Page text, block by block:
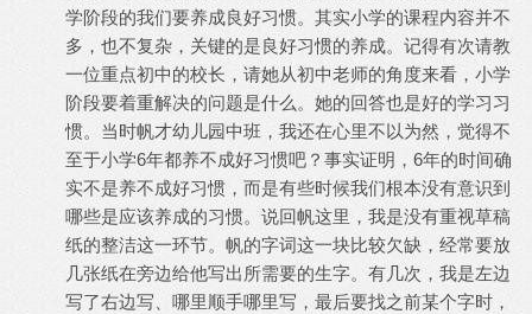
学阶段的我们要养成良好习惯。其实小学的课程内容并不
多，也不复杂，关键的是良好习惯的养成。记得有次请教
一位重点初中的校长，请她从初中老师的角度来看，小学
阶段要着重解决的问题是什么。她的回答也是好的学习习
惯。当时帆才幼儿园中班，我还在心里不以为然，觉得不
至于小学6年都养不成好习惯吧？事实证明，6年的时间确
实不是养不成好习惯，而是有些时候我们根本没有意识到
哪些是应该养成的习惯。说回帆这里，我是没有重视草稿
纸的整洁这一环节。帆的字词这一块比较欠缺，经常要放
几张纸在旁边给他写出所需要的生字。有几次，我是左边
写了右边写、哪里顺手哪里写，最后要找之前某个字时，